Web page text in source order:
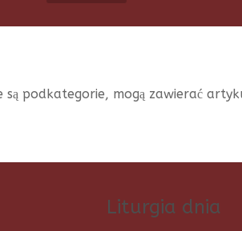
podkategorie, mogą zawierać
Liturgia dnia